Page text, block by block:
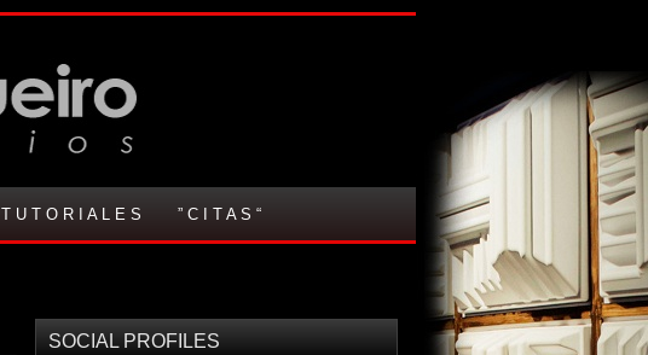
T U T O R I A L E S ” C I T A S “
SOCIAL PROFILES